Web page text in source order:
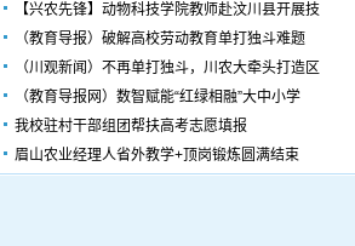
【兴农先锋】动物科技学院教师赴汶川县开展技
（教育导报）破解高校劳动教育单打独斗难题
（川观新闻）不再单打独斗，川农大牵头打造区
（教育导报网）数智赋能“红绿相融”大中小学
我校驻村干部组团帮扶高考志愿填报
眉山农业经理人省外教学+顶岗锻炼圆满结束